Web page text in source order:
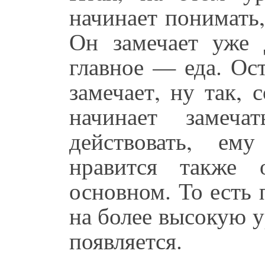
начинает
Он замечает
главное — еда.
замечает, ну так,
начинает
действовать,
нравится
основном. То
на более высокую
появляется.